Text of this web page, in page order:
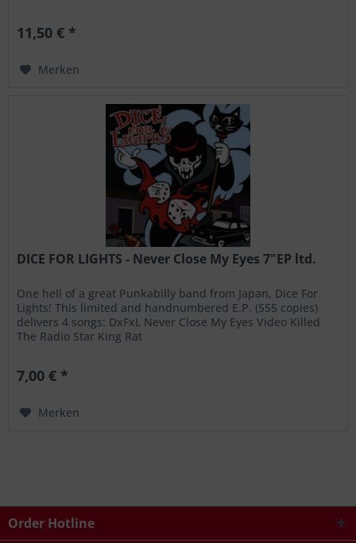
11,50 € *
Merken
DICE FOR LIGHTS - Never Close My Eyes 7"EP ltd.
One hell of a great Punkabilly band from Japan, Dice For
Lights! This limited and handnumbered E.P. (555 copies)
delivers 4 songs: DxFxL Never Close My Eyes Video Killed
The Radio Star King Rat
7,00 € *
Merken
Order Hotline